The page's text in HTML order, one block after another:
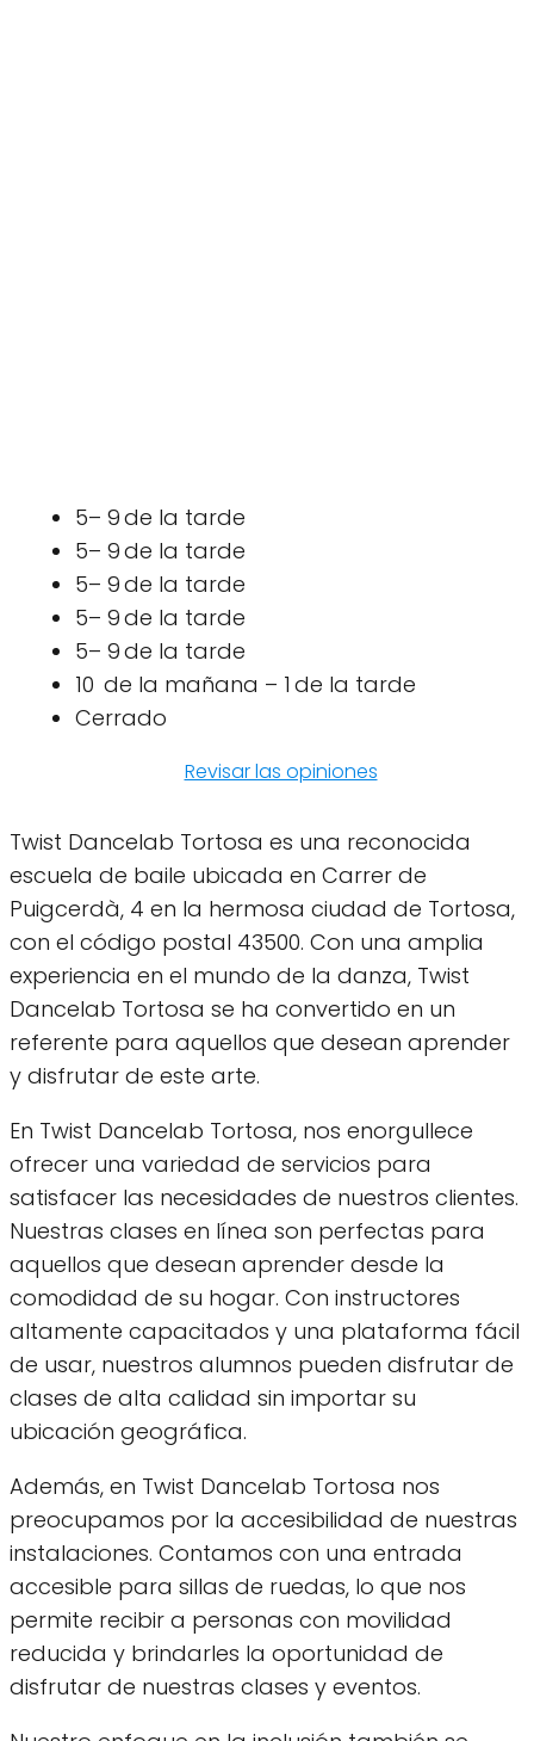
5– 9 de la tarde
5– 9 de la tarde
5– 9 de la tarde
5– 9 de la tarde
5– 9 de la tarde
10 de la mañana – 1 de la tarde
Cerrado
Revisar las opiniones
Twist Dancelab Tortosa es una reconocida
escuela de baile ubicada en Carrer de
Puigcerdà, 4 en la hermosa ciudad de Tortosa,
con el código postal 43500. Con una amplia
experiencia en el mundo de la danza, Twist
Dancelab Tortosa se ha convertido en un
referente para aquellos que desean aprender
y disfrutar de este arte.
En Twist Dancelab Tortosa, nos enorgullece
ofrecer una variedad de servicios para
satisfacer las necesidades de nuestros clientes.
Nuestras clases en línea son perfectas para
aquellos que desean aprender desde la
comodidad de su hogar. Con instructores
altamente capacitados y una plataforma fácil
de usar, nuestros alumnos pueden disfrutar de
clases de alta calidad sin importar su
ubicación geográfica.
Además, en Twist Dancelab Tortosa nos
preocupamos por la accesibilidad de nuestras
instalaciones. Contamos con una entrada
accesible para sillas de ruedas, lo que nos
permite recibir a personas con movilidad
reducida y brindarles la oportunidad de
disfrutar de nuestras clases y eventos.